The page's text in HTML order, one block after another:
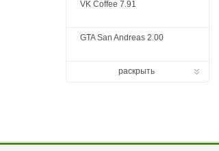
VK Coffee 7.91
GTA San Andreas 2.00
раскрыть